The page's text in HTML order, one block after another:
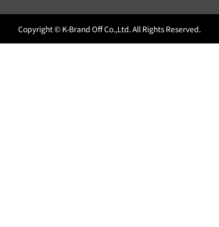
Copyright © K-Brand Off Co.,Ltd. All Rights Reserved.